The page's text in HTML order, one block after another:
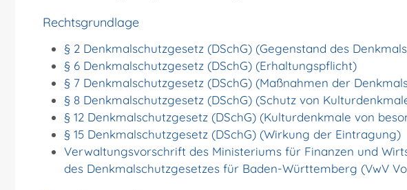
Rechtsgrundlage
§ 2 Denkmalschutzgesetz (DSchG) (Gegenstand des
§ 6 Denkmalschutzgesetz (DSchG) (Erhaltungspflicht)
§ 7 Denkmalschutzgesetz (DSchG) (Maßnahmen der
§ 8 Denkmalschutzgesetz (DSchG) (Schutz von
§ 12 Denkmalschutzgesetz (DSchG) (Kulturdenkmale von
§ 15 Denkmalschutzgesetz (DSchG) (Wirkung der Eintragung)
Verwaltungsvorschrift des Ministeriums für Finanzen und
des Denkmalschutzgesetzes für Baden-Württemberg (VwV